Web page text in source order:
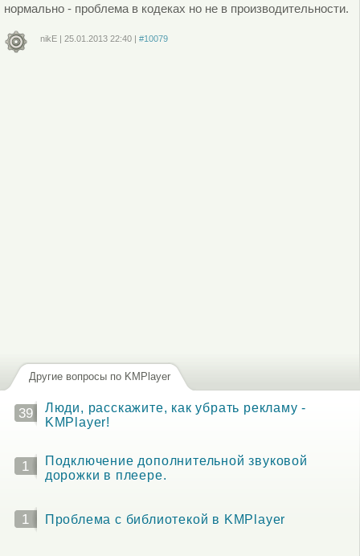
нормально - проблема в кодеках но не в производительности.
nikE| 25.01.2013 22:40| #10079
Другие вопросы по KMPlayer
39
Люди, расскажите, как убрать рекламу -
KMPlayer!
1
Подключение дополнительной звуковой
дорожки в плеере.
1 Проблема с библиотекой в KMPlayer